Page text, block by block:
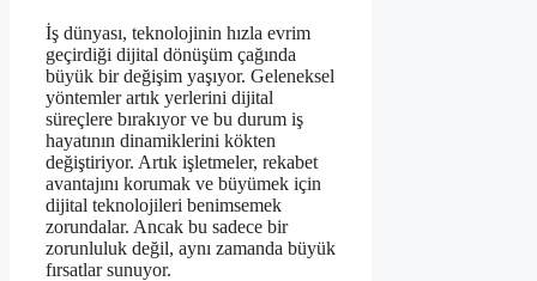
İş dünyası, teknolojinin hızla evrim
geçirdiği dijital dönüşüm çağında
büyük bir değişim yaşıyor. Geleneksel
yöntemler artık yerlerini dijital
süreçlere bırakıyor ve bu durum iş
hayatının dinamiklerini kökten
değiştiriyor. Artık işletmeler, rekabet
avantajını korumak ve büyümek için
dijital teknolojileri benimsemek
zorundalar. Ancak bu sadece bir
zorunluluk değil, aynı zamanda büyük
fırsatlar sunuyor.